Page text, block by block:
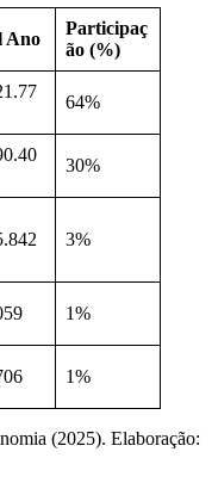
Ano
Participaç
ão (%)
64%
30%
3%
1%
1%
(2025). Elaboração: